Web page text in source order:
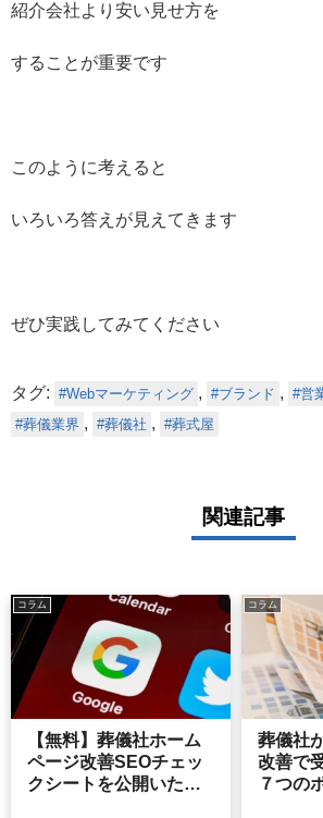
紹介会社より安い見せ方を
することが重要です
このように考えると
いろいろ答えが見えてきます
ぜひ実践してみてください
タグ: Webマーケティング , ブランド , 営
葬儀業界 , 葬儀社 , 葬式屋
関連記事
コラム
【無料】葬儀社ホーム
ページ改善SEOチェッ
クシートを公開いたし
コラム
葬儀社
改善で
７つの